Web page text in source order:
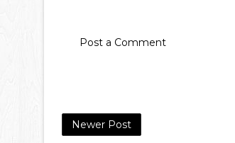
Post a Comment
Newer Post